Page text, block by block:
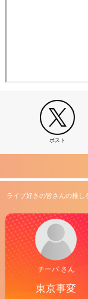
ポスト
ライブ好きの皆さんの推し
チーバ さん
東京事変